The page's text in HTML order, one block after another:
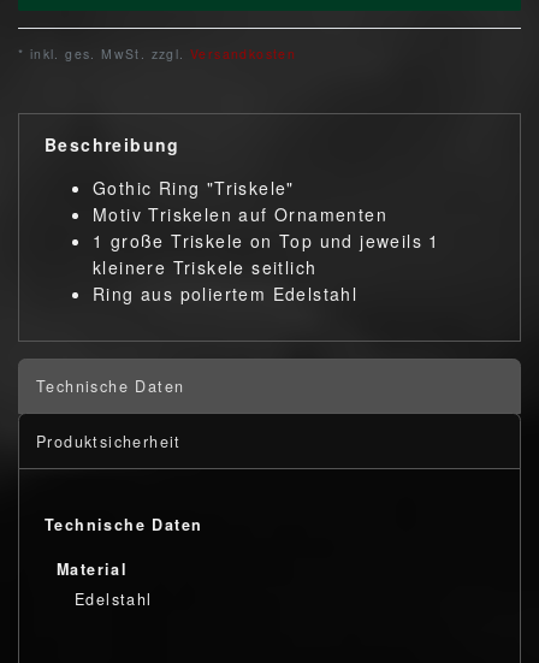
* inkl. ges. MwSt. zzgl. Versandkosten
Beschreibung
Gothic Ring "Triskele"
Motiv Triskelen auf Ornamenten
1 große Triskele on Top und jeweils 1
kleinere Triskele seitlich
Ring aus poliertem Edelstahl
Technische Daten
Produktsicherheit
Technische Daten
Material
Edelstahl